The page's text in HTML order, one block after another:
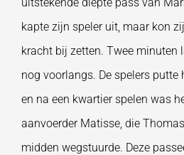
kapte zijn speler uit, maar kon
kracht bij zetten. Twee minuten
nog voorlangs. De spelers
en na een kwartier spelen was
aanvoerder Matisse, die
midden wegstuurde. Deze